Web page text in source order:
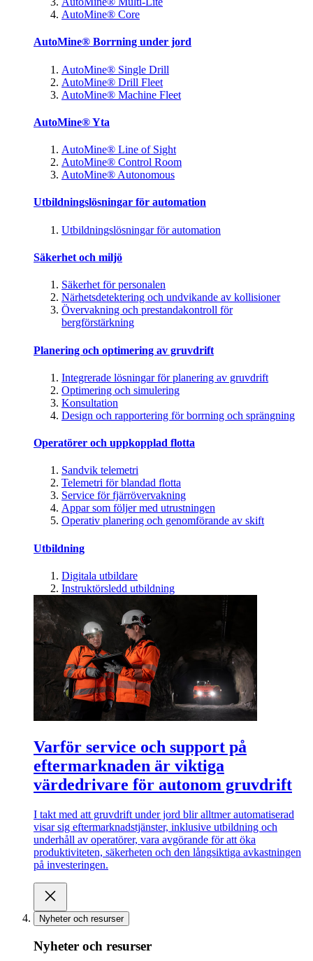
AutoMine® Core
AutoMine® Borrning under jord
AutoMine® Single Drill
AutoMine® Drill Fleet
AutoMine® Machine Fleet
AutoMine® Yta
AutoMine® Line of Sight
AutoMine® Control Room
AutoMine® Autonomous
Utbildningslösningar för automation
Utbildningslösningar för automation
Säkerhet och miljö
Säkerhet för personalen
Närhetsdetektering och undvikande av kollisioner
Övervakning och prestandakontroll för
bergförstärkning
Planering och optimering av gruvdrift
Integrerade lösningar för planering av gruvdrift
Optimering och simulering
Konsultation
Design och rapportering för borrning och sprängning
Operatörer och uppkopplad flotta
Sandvik telemetri
Telemetri för blandad flotta
Service för fjärrövervakning
Appar som följer med utrustningen
Operativ planering och genomförande av skift
Utbildning
Digitala utbildare
Instruktörsledd utbildning
Varför service och support på
eftermarknaden är viktiga
värdedrivare för autonom gruvdrift
I takt med att gruvdrift under jord blir alltmer automatiserad
visar sig eftermarknadstjänster, inklusive utbildning och
underhåll av operatörer, vara avgörande för att öka
produktiviteten, säkerheten och den långsiktiga avkastningen
på investeringen.
Nyheter och resurser
Nyheter och resurser